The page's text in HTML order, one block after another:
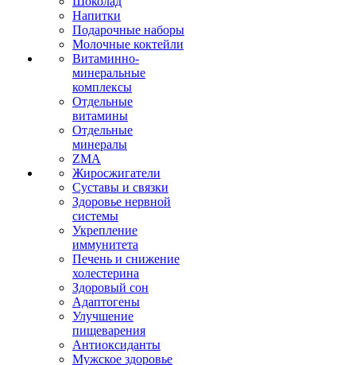
Напитки
Подарочные наборы
Молочные коктейли
Витаминно-
минеральные
комплексы
Отдельные
витамины
Отдельные
минералы
ZMA
Жиросжигатели
Суставы и связки
Здоровье нервной
системы
Укрепление
иммунитета
Печень и снижение
холестерина
Здоровый сон
Адаптогены
Улучшение
пищеварения
Антиоксиданты
Мужское здоровье